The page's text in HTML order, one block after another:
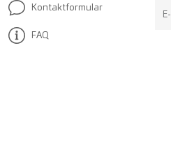
Kontaktformular
FAQ